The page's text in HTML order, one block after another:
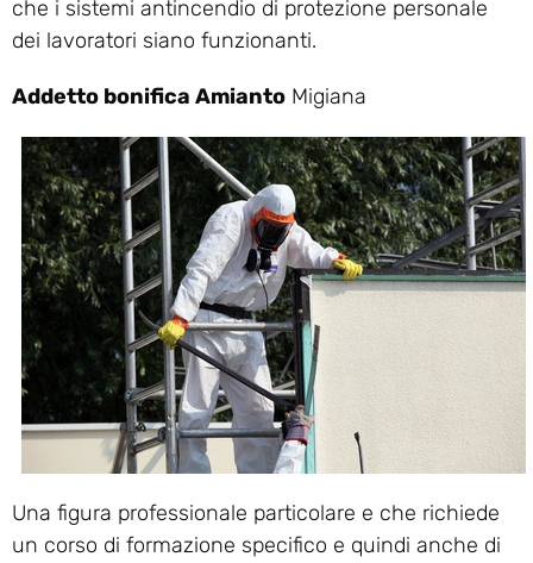
che i sistemi antincendio di protezione personale
dei lavoratori siano funzionanti.
Addetto bonifica Amianto Migiana
Una figura professionale particolare e che richiede
un corso di formazione specifico e quindi anche di